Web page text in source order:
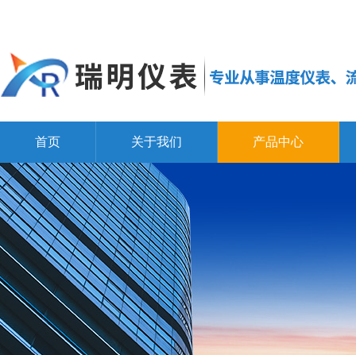
首页 关于我们 产品中心